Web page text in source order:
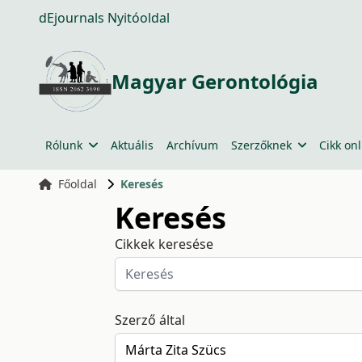
dEjournals Nyitóoldal
Magyar Gerontológia
Rólunk Aktuális Archívum Szerzőknek Cikk
Főoldal Keresés
Keresés
Cikkek keresése
Szerző által